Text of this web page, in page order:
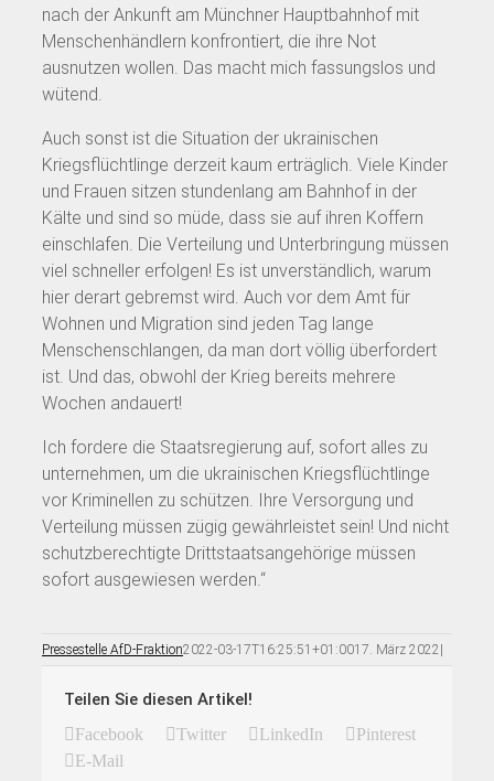
nach der Ankunft am Münchner Hauptbahnhof mit
Menschenhändlern konfrontiert, die ihre Not
ausnutzen wollen. Das macht mich fassungslos und
wütend.
Auch sonst ist die Situation der ukrainischen
Kriegsflüchtlinge derzeit kaum erträglich. Viele Kinder
und Frauen sitzen stundenlang am Bahnhof in der
Kälte und sind so müde, dass sie auf ihren Koffern
einschlafen. Die Verteilung und Unterbringung müssen
viel schneller erfolgen! Es ist unverständlich, warum
hier derart gebremst wird. Auch vor dem Amt für
Wohnen und Migration sind jeden Tag lange
Menschenschlangen, da man dort völlig überfordert
ist. Und das, obwohl der Krieg bereits mehrere
Wochen andauert!
Ich fordere die Staatsregierung auf, sofort alles zu
unternehmen, um die ukrainischen Kriegsflüchtlinge
vor Kriminellen zu schützen. Ihre Versorgung und
Verteilung müssen zügig gewährleistet sein! Und nicht
schutzberechtigte Drittstaatsangehörige müssen
sofort ausgewiesen werden.“
Pressestelle AfD-Fraktion2022-03-17T16:25:51+01:0017. März 2022 |
Teilen Sie diesen Artikel!
Facebook Twitter LinkedIn
Pinterest
E-Mail